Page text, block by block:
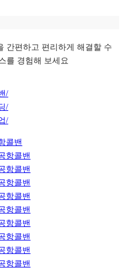
간편하고 편리하게 해결할 수
를 경험해 보세요
/
/
/
콜밴
항콜밴
항콜밴
항콜밴
항콜밴
항콜밴
항콜밴
항콜밴
항콜밴
항콜밴